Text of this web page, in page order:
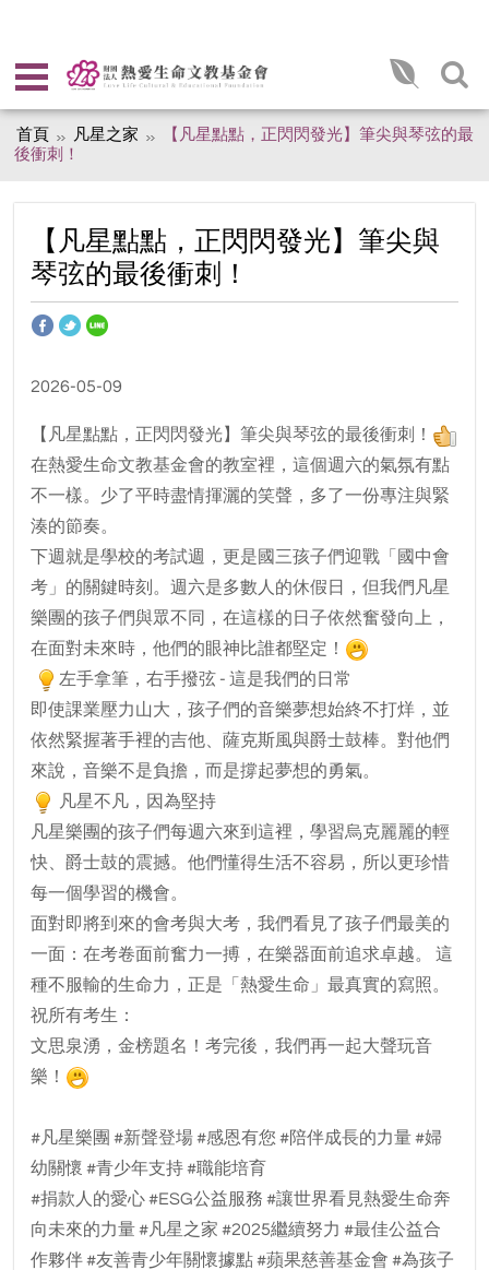
首頁 凡星之家
【凡星點點，正閃閃發光】筆尖與琴弦的最
後衝刺！
【凡星點點，正閃閃發光】筆尖與
琴弦的最後衝刺！
2026-05-09
【凡星點點，正閃閃發光】筆尖與琴弦的最後衝刺！
在熱愛生命文教基金會的教室裡，這個週六的氣氛有點
不一樣。少了平時盡情揮灑的笑聲，多了一份專注與緊
湊的節奏。
下週就是學校的考試週，更是國三孩子們迎戰「國中會
考」的關鍵時刻。週六是多數人的休假日，但我們凡星
樂團的孩子們與眾不同，在這樣的日子依然奮發向上，
在面對未來時，他們的眼神比誰都堅定！
左手拿筆，右手撥弦 - 這是我們的日常
即使課業壓力山大，孩子們的音樂夢想始終不打烊，並
依然緊握著手裡的吉他、薩克斯風與爵士鼓棒。對他們
來說，音樂不是負擔，而是撐起夢想的勇氣。
凡星不凡，因為堅持
凡星樂團的孩子們每週六來到這裡，學習烏克麗麗的輕
快、爵士鼓的震撼。他們懂得生活不容易，所以更珍惜
每一個學習的機會。
面對即將到來的會考與大考，我們看見了孩子們最美的
一面：在考卷面前奮力一搏，在樂器面前追求卓越。 這
種不服輸的生命力，正是「熱愛生命」最真實的寫照。
祝所有考生：
文思泉湧，金榜題名！考完後，我們再一起大聲玩音
樂！
#凡星樂團 #新聲登場 #感恩有您 #陪伴成長的力量 #婦
幼關懷 #青少年支持 #職能培育
#捐款人的愛心 #ESG公益服務 #讓世界看見熱愛生命奔
向未來的力量 #凡星之家 #2025繼續努力 #最佳公益合
作夥伴 #友善青少年關懷據點 #蘋果慈善基金會 #為孩子